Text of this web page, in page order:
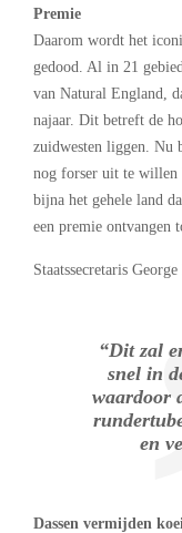
Premie
Daarom wordt het
gedood. Al in 21
van Natural England,
najaar. Dit betreft de
zuidwesten liggen. Nu
nog forser uit te willen
bijna het gehele land
een premie ontvangen
Staatssecretaris
“Dit zal
snel in
waardoor
en
Dassen vermijden